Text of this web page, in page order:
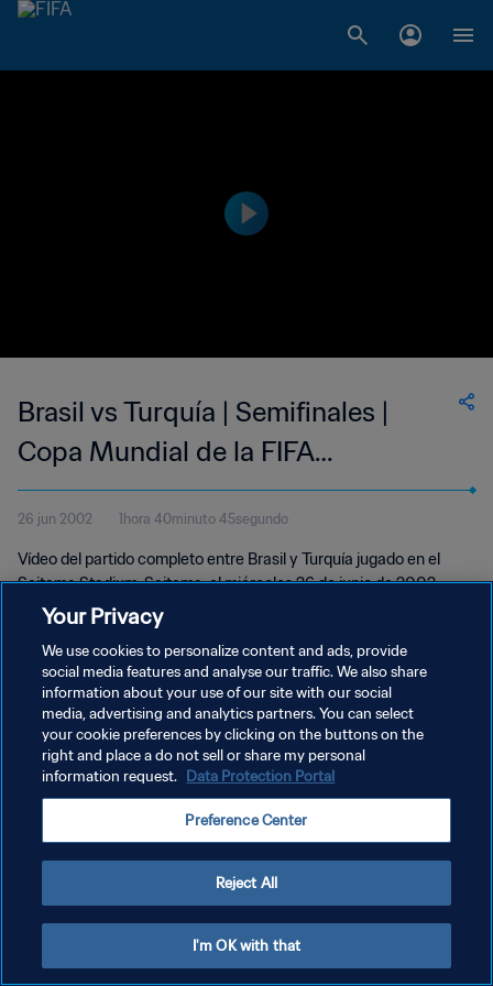
Brasil vs Turquía | Semifinales |
Copa Mundial de la FIFA
Corea/Japón 2002™ | Partido
completo
26 jun 2002 1hora 40minuto 45segundo
Vídeo del partido completo entre Brasil y Turquía jugado en el
Saitama Stadium, Saitama, el miércoles 26 de junio de 2002.
POLÍTICA DE PRIVACIDAD
TÉRMINOS DE SERVICIO
AJUSTAR LA CONFIGURACIÓN DE LAS COOKIES
Your Privacy
We use cookies to personalize content and ads, provide
social media features and analyse our traffic. We also share
information about your use of our site with our social
media, advertising and analytics partners. You can select
your cookie preferences by clicking on the buttons on the
right and place a do not sell or share my personal
information request. Data Protection Portal
Preference Center
Reject All
I'm OK with that